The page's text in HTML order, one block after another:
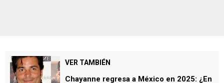
VER TAMBIÉN
Chayanne regresa a México en 2025: ¿En